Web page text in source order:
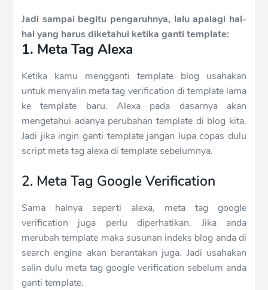
Jadi sampai begitu pengaruhnya, lalu apalagi hal-
hal yang harus diketahui ketika ganti template:
1. Meta Tag Alexa
Ketika kamu mengganti template blog usahakan
untuk menyalin meta tag verification di template lama
ke template baru. Alexa pada dasarnya akan
mengetahui adanya perubahan template di blog kita.
Jadi jika ingin ganti template jangan lupa copas dulu
script meta tag alexa di template sebelumnya.
2. Meta Tag Google Verification
Sama halnya seperti alexa, meta tag google
verification juga perlu diperhatikan. Jika anda
merubah template maka susunan indeks blog anda di
search engine akan berantakan juga. Jadi usahakan
salin dulu meta tag google verification sebelum anda
ganti template.